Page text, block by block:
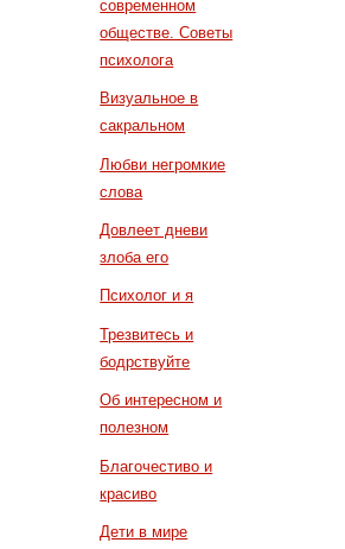
современном
обществе. Советы
психолога
Визуальное в
сакральном
Любви негромкие
слова
Довлеет дневи
злоба его
Психолог и я
Трезвитесь и
бодрствуйте
Об интересном и
полезном
Благочестиво и
красиво
Дети в мире